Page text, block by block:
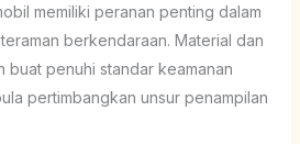
memiliki peranan penting dalam
berkendaraan. Material dan
buat penuhi standar keamanan
pertimbangkan unsur penampilan